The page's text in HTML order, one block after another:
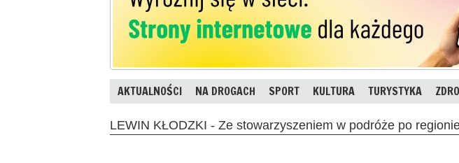
AKTUALNOŚCI NA DROGACH SPORT KULTURA TURYSTYKA
LEWIN KŁODZKI - Ze stowarzyszeniem w podróże po